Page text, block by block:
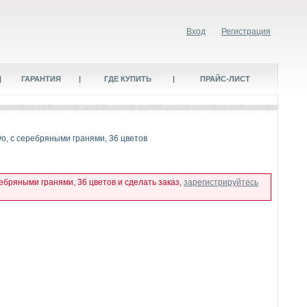
Вход Регистрация
| ГАРАНТИЯ | ГДЕ КУПИТЬ | ПРАЙС-ЛИСТ
с серебряными гранями, 36 цветов
гранями, 36 цветов и сделать заказ, зарегистрируйтесь